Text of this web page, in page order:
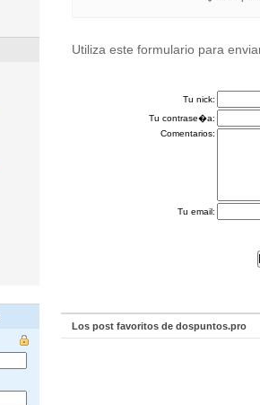
Utiliza este formulario para
Tu nick:
Tu contrase�a:
Comentarios:
Tu email:
Los post favoritos de dospuntos.pro